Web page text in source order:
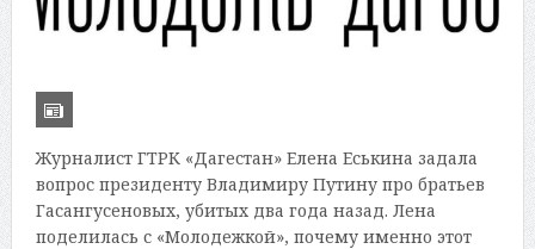
Журналист ГТРК «Дагестан» Елена Еськина задала
вопрос президенту Владимиру Путину про братьев
Гасангусеновых, убитых два года назад. Лена
поделилась с «Молодежкой», почему именно этот